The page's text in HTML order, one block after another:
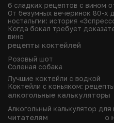
6 сладких рецептов с вином
От безумных вечеринок 80-х
ностальгии: история
Когда бокал требует
вино
рецепты коктейлей
Розовый шот
Соленая собака
Лучшие коктейли с водкой
Коктейли с коньяком: рецепты
алкогольные калькуляторы
Алкогольный калькулятор
читателям о